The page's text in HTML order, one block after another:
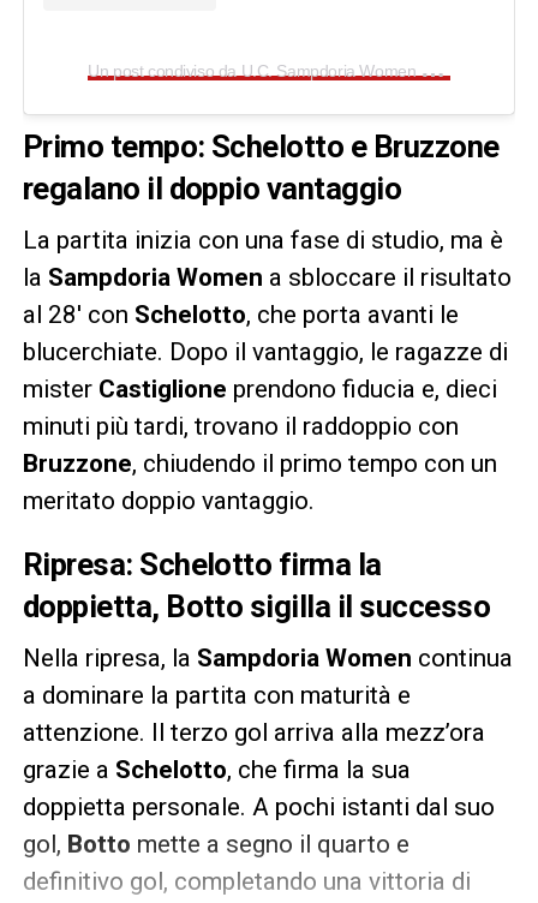
U
n post condiviso da U.C. Sampdoria Women (@sampdoriawomen)
Primo tempo: Schelotto e Bruzzone
regalano il doppio vantaggio
La partita inizia con una fase di studio, ma è
la Sampdoria Women a sbloccare il risultato
al 28′ con Schelotto, che porta avanti le
blucerchiate. Dopo il vantaggio, le ragazze di
mister Castiglione prendono fiducia e, dieci
minuti più tardi, trovano il raddoppio con
Bruzzone, chiudendo il primo tempo con un
meritato doppio vantaggio.
Ripresa: Schelotto firma la
doppietta, Botto sigilla il successo
Nella ripresa, la Sampdoria Women continua
a dominare la partita con maturità e
attenzione. Il terzo gol arriva alla mezz’ora
grazie a Schelotto, che firma la sua
doppietta personale. A pochi istanti dal suo
gol, Botto mette a segno il quarto e
definitivo gol, completando una vittoria di